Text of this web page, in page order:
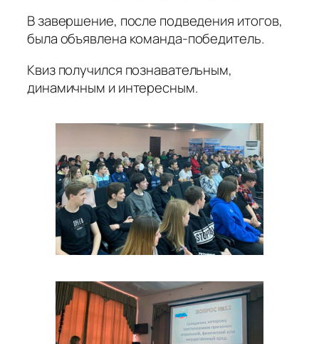
В завершение, после подведения итогов,
была объявлена команда-победитель.
Квиз получился познавательным,
динамичным и интересным.